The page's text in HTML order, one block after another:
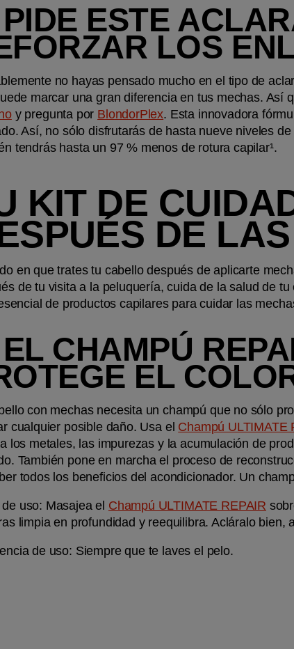
ESTE
LOS
no hayas pensado mucho en el tipo de
marcar una gran diferencia en tus mechas. Así
y pregunta por BlondorPlex. Esta innovadora
Así, no sólo disfrutarás de hasta nueve niveles
tendrás hasta un 97 % menos de rotura capilar¹.
KIT DE
DE
en que trates tu cabello después de aplicarte
de tu visita a la peluquería, cuida de la salud de
de productos capilares para cuidar las
CHAMPÚ
EL
con mechas necesita un champú que no sólo
cualquier posible daño. Usa el Champú ULTIMATE
los metales, las impurezas y la acumulación de
También pone en marcha el proceso de
todos los beneficios del acondicionador. Un
uso: Masajea el Champú ULTIMATE REPAIR
limpia en profundidad y reequilibra. Acláralo
de uso: Siempre que te laves el pelo.